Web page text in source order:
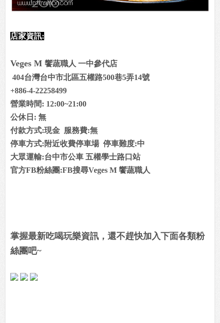
店家資訊:
Veges M 饗蔬職人 一中參代店
404台灣台中市北區五權路500巷5弄14號
+886-4-22258499
營業時間: 12:00~21:00
公休日: 無
付款方式:現金 服務費:無
停車方式:附近收費停車場 停車難度:中
大眾運輸:台中市公車 五權學士路口站
官方FB粉絲團:FB搜尋Veges M 饗蔬職人
掌握最新吃喝玩樂資訊，還不趕快加入下面各類粉
絲團吧~